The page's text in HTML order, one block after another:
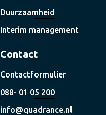
Duurzaamheid
Interim management
Contact
Contactformulier
088- 01 05 200
info@quadrance.nl